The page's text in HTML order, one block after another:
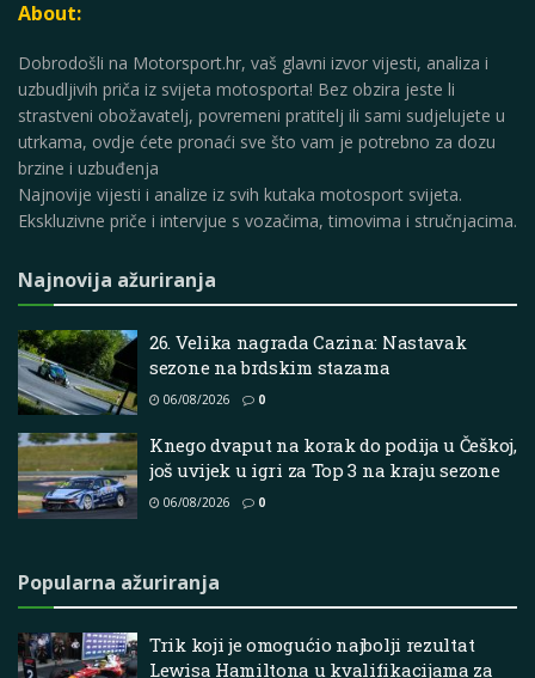
About:
Dobrodošli na Motorsport.hr, vaš glavni izvor vijesti, analiza i
uzbudljivih priča iz svijeta motosporta! Bez obzira jeste li
strastveni obožavatelj, povremeni pratitelj ili sami sudjelujete u
utrkama, ovdje ćete pronaći sve što vam je potrebno za dozu
brzine i uzbuđenja
Najnovije vijesti i analize iz svih kutaka motosport svijeta.
Ekskluzivne priče i intervjue s vozačima, timovima i stručnjacima.
Najnovija ažuriranja
26. Velika nagrada Cazina: Nastavak
sezone na brdskim stazama
06/08/2026 0
Knego dvaput na korak do podija u Češkoj,
još uvijek u igri za Top 3 na kraju sezone
06/08/2026 0
Popularna ažuriranja
Trik koji je omogućio najbolji rezultat
Lewisa Hamiltona u kvalifikacijama za